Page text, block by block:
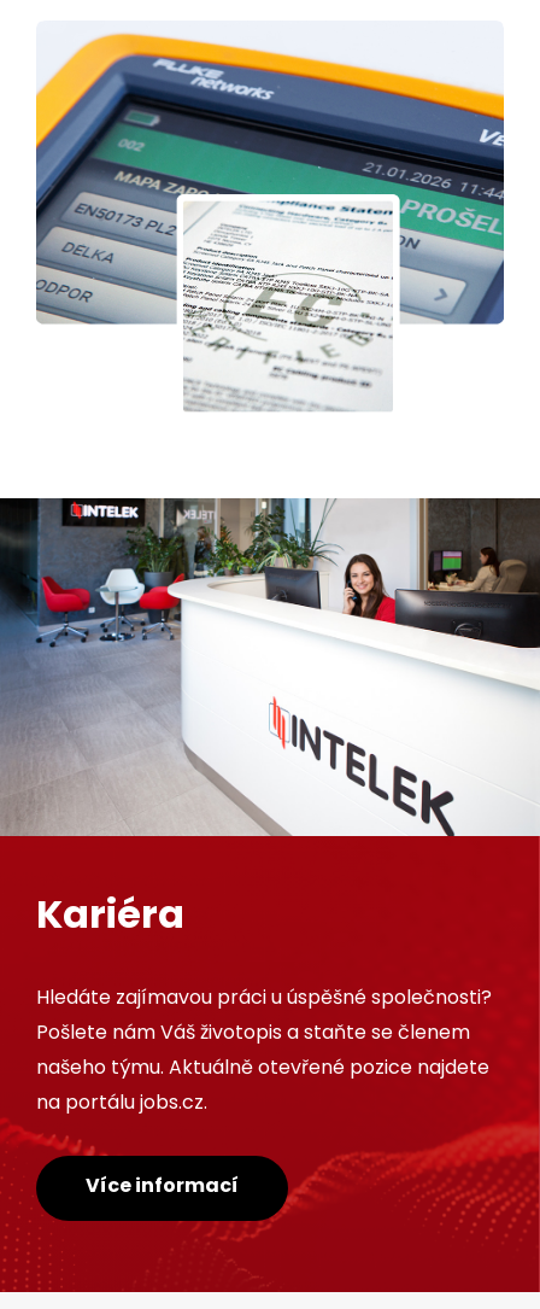
Kariéra
Hledáte zajímavou práci u úspěšné společnosti?
Pošlete nám Váš životopis a staňte se členem
našeho týmu. Aktuálně otevřené pozice najdete
na portálu jobs.cz.
Více informací